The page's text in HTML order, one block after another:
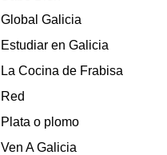
Global Galicia
Estudiar en Galicia
La Cocina de Frabisa
Red
Plata o plomo
Ven A Galicia